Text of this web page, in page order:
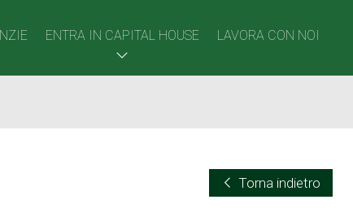
ENTRA IN CAPITAL HOUSE LAVORA CON NOI
Torna indietro